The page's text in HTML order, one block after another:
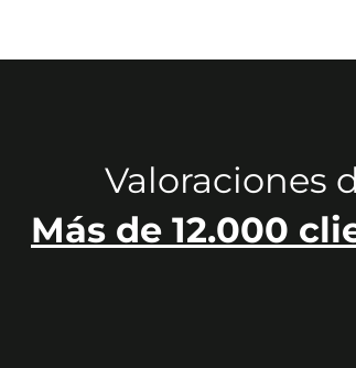
Valoraciones
Más de 12.000